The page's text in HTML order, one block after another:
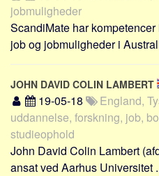
jobmuligheder
ScandiMate har
job og jobmuligheder i
JOHN DAVID COLIN LAMBERT
19-05-18
England,
uddannelse, forskning, job,
studieophold
John David Colin Lambert
ansat ved Aarhus Universitet